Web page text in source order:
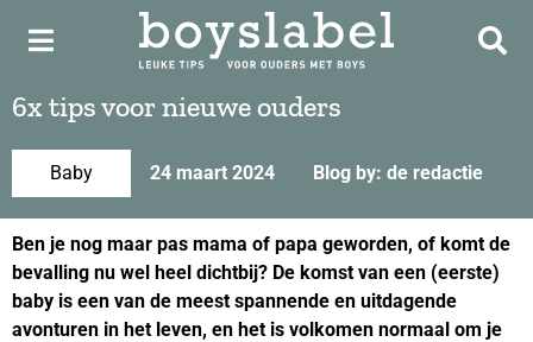
6x tips voor nieuwe ouders
Baby 24 maart 2024 Blog by: de redactie
Ben je nog maar pas mama of papa geworden, of komt de
bevalling nu wel heel dichtbij? De komst van een (eerste)
baby is een van de meest spannende en uitdagende
avonturen in het leven, en het is volkomen normaal om je